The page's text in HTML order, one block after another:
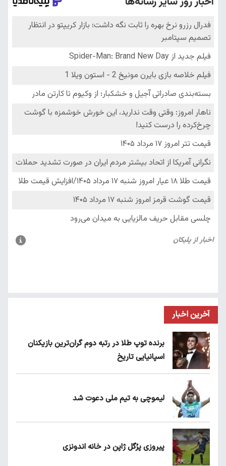
آخرین اخبار
برنده توپ طلا در رتبه دوم گران‌ترین بازیکنان
اسپانیایی تاریخ
لیموچی به تیم ملی دعوت شد
پیروزی پرُگل ژاپن در خانه اندونزی